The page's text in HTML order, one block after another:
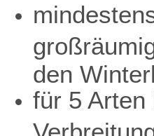
den
für 5 Arten